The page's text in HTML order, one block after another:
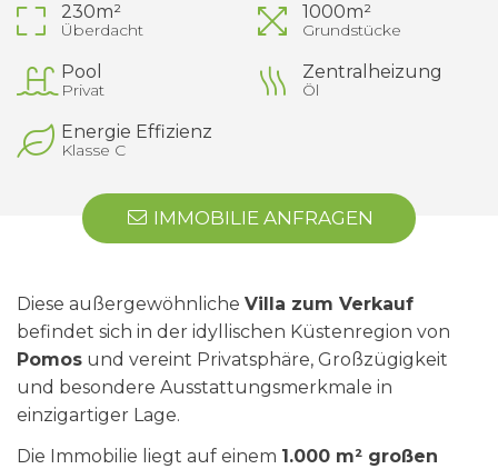
230m²
Überdacht
1000m²
Grundstücke
Pool
Privat
Zentralheizung
Öl
Energie Effizienz
Klasse C
IMMOBILIE ANFRAGEN
Diese außergewöhnliche Villa zum Verkauf
befindet sich in der idyllischen Küstenregion von
Pomos und vereint Privatsphäre, Großzügigkeit
und besondere Ausstattungsmerkmale in
einzigartiger Lage.
Die Immobilie liegt auf einem 1.000 m² großen